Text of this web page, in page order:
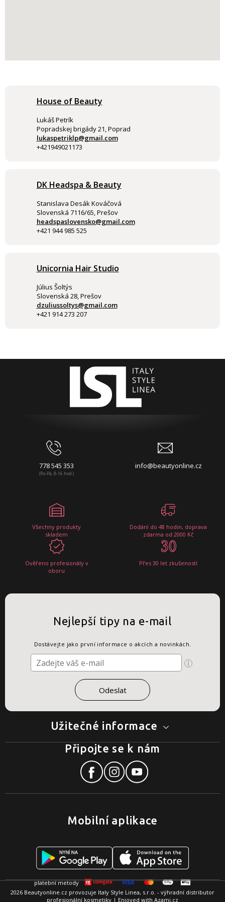
House of Beauty
Lukáš Petrík
Popradskej brigády 21, Poprad
lukaspetriklp@gmail.com
+421949021173
DK Headspa & Beauty
Stanislava Desák Kováčová
Slovenská 7116/65, Prešov
headspaslovensko@gmail.com
+421 944 985 525
Unicornia Hair Studio
Július Šoltýs
Slovenská 28, Prešov
dzuliussoltys@gmail.com
+421 914 273 207
778 545 353
(Po-Pá, 8-16 hod.)
info@beautyonline.cz
Všechny produkty
skladem
Dodání do 48 hodin, doprava
zdarma od 2000 Kč
Ověřeno profesionály v
oboru
Přes 30 let zkušeností
Užitečné informace
Nejlepší tipy na e-mail
Dostávejte jako první informace o akcích a novinkách.
Mobilní aplikace
Připojte se k nám
2026 Beautyonline.cz provozuje Italy Style Linea, s.r.o. - výhradní distributor
profesionální kosmetiky | Enjoyed with Azami.cz